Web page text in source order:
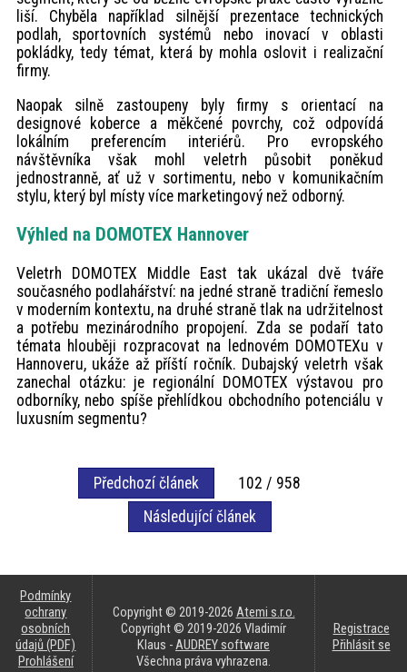
liší. Chyběla například silnější prezentace technických
podlah, sportovních systémů nebo inovací v oblasti
pokládky, tedy témat, která by mohla oslovit i realizační
firmy.
Naopak silně zastoupeny byly firmy s orientací na
designové koberce a měkčené povrchy, což odpovídá
lokálním preferencím interiérů. Pro evropského
návštěvníka však mohl veletrh působit poněkud
jednostranně, ať už v sortimentu, nebo v komunikačním
stylu, který byl místy více marketingový než odborný.
Výhled na DOMOTEX Hannover
Veletrh DOMOTEX Middle East tak ukázal dvě tváře
současného podlahářství: na jedné straně tradiční řemeslo
v moderním kontextu, na druhé straně tlak na udržitelnost
a potřebu mezinárodního propojení. Zda se podaří tato
témata hlouběji rozpracovat na lednovém DOMOTEXu v
Hannoveru, ukáže až příští ročník. Dubajský veletrh však
zanechal otázku: je regionální DOMOTEX výstavou pro
odborníky, nebo spíše přehlídkou obchodního potenciálu v
luxusním segmentu?
Předchozí článek
102 / 958
Následující článek
Podmínky
ochrany
osobních
údajů (PDF)
Prohlášení
Copyright © 2019-2026 Atemi s.r.o.
Copyright © 2019-2026 Vladimír
Klaus -AUDREY software
Všechna práva vyhrazena.
Registrace
Přihlásit se